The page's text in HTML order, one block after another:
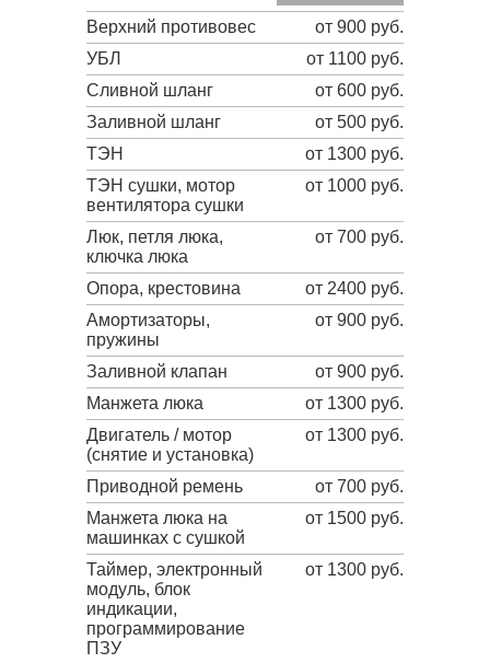
Верхний противовес
от 900 руб.
УБЛ
от 1100 руб.
Сливной шланг
от 600 руб.
Заливной шланг
от 500 руб.
ТЭН
от 1300 руб.
ТЭН сушки, мотор
вентилятора сушки
от 1000 руб.
Люк, петля люка,
ключка люка
от 700 руб.
Опора, крестовина
от 2400 руб.
Амортизаторы,
пружины
от 900 руб.
Заливной клапан
от 900 руб.
Манжета люка
от 1300 руб.
Двигатель / мотор
(снятие и установка)
от 1300 руб.
Приводной ремень
от 700 руб.
Манжета люка на
машинках с сушкой
от 1500 руб.
Таймер, электронный
модуль, блок
индикации,
программирование
ПЗУ
от 1300 руб.